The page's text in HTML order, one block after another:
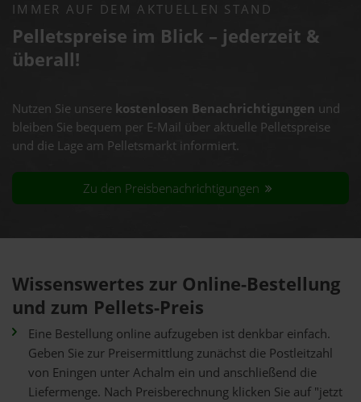
IMMER AUF DEM AKTUELLEN STAND
Pelletspreise im Blick – jederzeit &
überall!
Nutzen Sie unsere kostenlosen Benachrichtigungen und
bleiben Sie bequem per E-Mail über aktuelle Pelletspreise
und die Lage am Pelletsmarkt informiert.
Zu den Preisbenachrichtigungen
Wissenswertes zur Online-Bestellung
und zum Pellets-Preis
Eine Bestellung online aufzugeben ist denkbar einfach.
Geben Sie zur Preisermittlung zunächst die Postleitzahl
von Eningen unter Achalm ein und anschließend die
Liefermenge. Nach Preisberechnung klicken Sie auf "jetzt